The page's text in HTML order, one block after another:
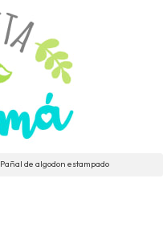
Pañal de algodon estampado